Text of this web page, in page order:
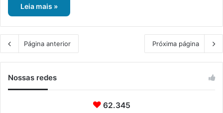
Leia mais »
Página anterior Próxima página
Nossas redes
62.345